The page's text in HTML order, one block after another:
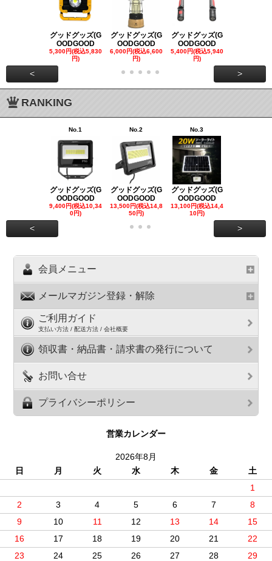
グッドグッズ(G
OODGOOD
5,300円(税込5,830
円)
グッドグッズ(G
OODGOOD
6,000円(税込6,600
円)
グッドグッズ(G
OODGOOD
5,400円(税込5,940
円)
< >
RANKING
No.1
グッドグッズ(G
OODGOOD
9,400円(税込10,34
0円)
No.2
グッドグッズ(G
OODGOOD
13,500円(税込14,8
50円)
No.3
グッドグッズ(G
OODGOOD
13,100円(税込14,4
10円)
< >
会員メニュー
メールマガジン登録・解除
ご利用ガイド
支払い方法 / 配送方法 / 会社概要
領収書・納品書・請求書の発行について
お問い合せ
プライバシーポリシー
営業カレンダー
2026年8月
日
月 火 水 木 金
土
1
2
3 4 5 6 7
8
9
10 11 12 13 14
15
16
17 18 19 20 21
22
23
24 25 26 27 28 29